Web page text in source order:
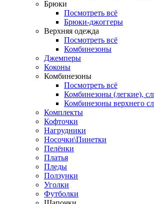
Брюки
Посмотреть всё
Брюки-джоггеры
Верхняя одежда
Посмотреть всё
Комбинезоны
Джемперы
Коконы
Комбинезоны
Посмотреть всё
Комбинезоны (легкие),
Комбинезоны верхнего
Комплекты
Кофточки
Нагрудники
Носочки\Пинетки
Пелёнки
Платья
Пледы
Ползунки
Уголки
Футболки